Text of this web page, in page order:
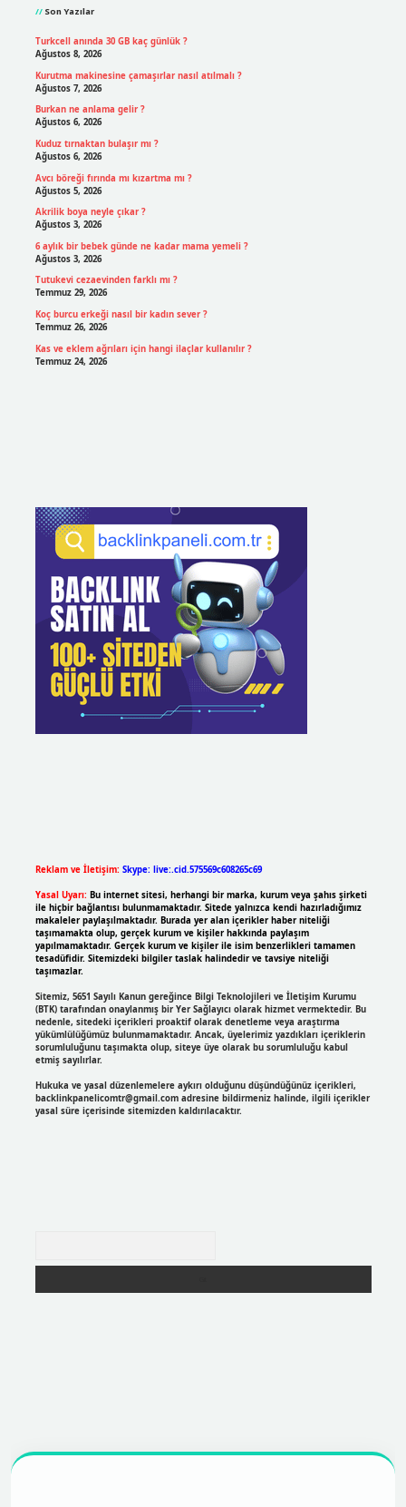
Son Yazılar
Turkcell anında 30 GB kaç günlük ?
Ağustos 8, 2026
Kurutma makinesine çamaşırlar nasıl atılmalı ?
Ağustos 7, 2026
Burkan ne anlama gelir ?
Ağustos 6, 2026
Kuduz tırnaktan bulaşır mı ?
Ağustos 6, 2026
Avcı böreği fırında mı kızartma mı ?
Ağustos 5, 2026
Akrilik boya neyle çıkar ?
Ağustos 3, 2026
6 aylık bir bebek günde ne kadar mama yemeli ?
Ağustos 3, 2026
Tutukevi cezaevinden farklı mı ?
Temmuz 29, 2026
Koç burcu erkeği nasıl bir kadın sever ?
Temmuz 26, 2026
Kas ve eklem ağrıları için hangi ilaçlar kullanılır ?
Temmuz 24, 2026
Reklam ve İletişim: Skype: live:.cid.575569c608265c69
Yasal Uyarı: Bu internet sitesi, herhangi bir marka, kurum veya şahıs şirketi
ile hiçbir bağlantısı bulunmamaktadır. Sitede yalnızca kendi hazırladığımız
makaleler paylaşılmaktadır. Burada yer alan içerikler haber niteliği
taşımamakta olup, gerçek kurum ve kişiler hakkında paylaşım
yapılmamaktadır. Gerçek kurum ve kişiler ile isim benzerlikleri tamamen
tesadüfidir. Sitemizdeki bilgiler taslak halindedir ve tavsiye niteliği
taşımazlar.
Sitemiz, 5651 Sayılı Kanun gereğince Bilgi Teknolojileri ve İletişim Kurumu
(BTK) tarafından onaylanmış bir Yer Sağlayıcı olarak hizmet vermektedir. Bu
nedenle, sitedeki içerikleri proaktif olarak denetleme veya araştırma
yükümlülüğümüz bulunmamaktadır. Ancak, üyelerimiz yazdıkları içeriklerin
sorumluluğunu taşımakta olup, siteye üye olarak bu sorumluluğu kabul
etmiş sayılırlar.
Hukuka ve yasal düzenlemelere aykırı olduğunu düşündüğünüz içerikleri,
backlinkpanelicomtr@gmail.comadresine bildirmeniz halinde, ilgili içerikler
yasal süre içerisinde sitemizden kaldırılacaktır.